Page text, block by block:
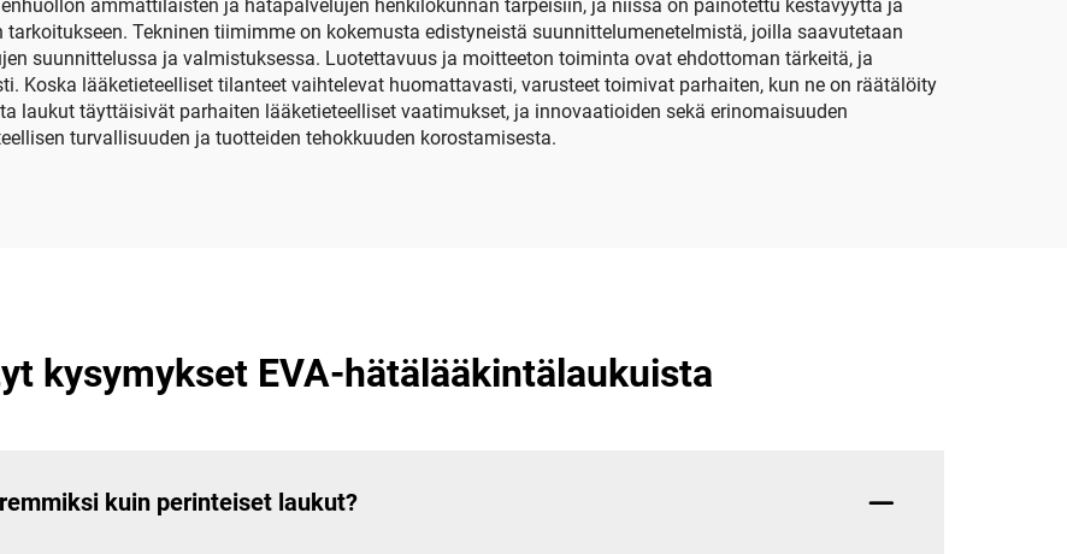
ammattilaisten ja hätäpalvelujen henkilökunnan tarpeisiin, ja niissä on painotettu kestävyyttä ja
Tekninen tiimimme on kokemusta edistyneistä suunnittelumenetelmistä, joilla saavutetaan
suunnittelussa ja valmistuksessa. Luotettavuus ja moitteeton toiminta ovat ehdottoman tärkeitä, ja
Koska lääketieteelliset tilanteet vaihtelevat huomattavasti, varusteet toimivat parhaiten, kun ne on räätälöity
laukut täyttäisivät parhaiten lääketieteelliset vaatimukset, ja innovaatioiden sekä erinomaisuuden
turvallisuuden ja tuotteiden tehokkuuden korostamisesta.
kysymykset EVA-hätälääkintälaukuista
kuin perinteiset laukut?